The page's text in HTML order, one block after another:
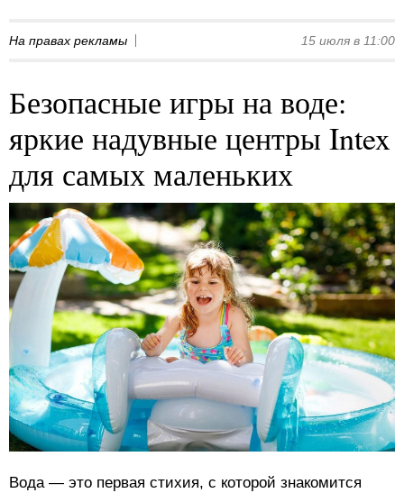
На правах рекламы 15 июля в 11:00
Безопасные игры на воде:
яркие надувные центры Intex
для самых маленьких
Вода — это первая стихия, с которой знакомится